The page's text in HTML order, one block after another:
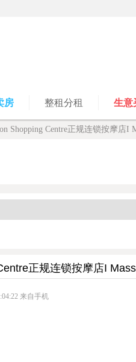
房 整租分租 生意
Shopping Centre正规连锁按摩店I
正规连锁按摩店I
来自手机